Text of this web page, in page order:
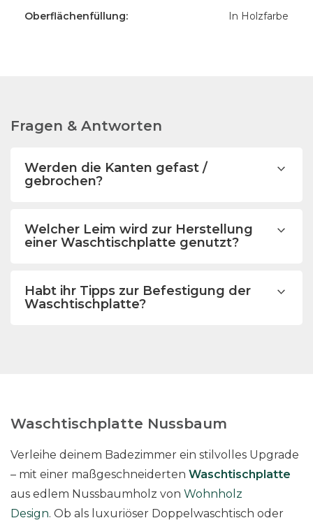
Oberflächenfüllung: In Holzfarbe
Fragen & Antworten
Werden die Kanten gefast /
gebrochen?
Welcher Leim wird zur Herstellung
einer Waschtischplatte genutzt?
Habt ihr Tipps zur Befestigung der
Waschtischplatte?
Waschtischplatte Nussbaum
Verleihe deinem Badezimmer ein stilvolles Upgrade
– mit einer maßgeschneiderten Waschtischplatte
aus edlem Nussbaumholz von Wohnholz
Design. Ob als luxuriöser Doppelwaschtisch oder